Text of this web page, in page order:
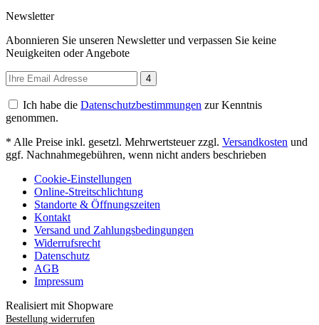
Newsletter
Abonnieren Sie unseren Newsletter und verpassen Sie keine
Neuigkeiten oder Angebote
4
Ich habe die Datenschutzbestimmungen zur Kenntnis
genommen.
* Alle Preise inkl. gesetzl. Mehrwertsteuer zzgl. Versandkosten und
ggf. Nachnahmegebühren, wenn nicht anders beschrieben
Cookie-Einstellungen
Online-Streitschlichtung
Standorte & Öffnungszeiten
Kontakt
Versand und Zahlungsbedingungen
Widerrufsrecht
Datenschutz
AGB
Impressum
Realisiert mit Shopware
Bestellung widerrufen